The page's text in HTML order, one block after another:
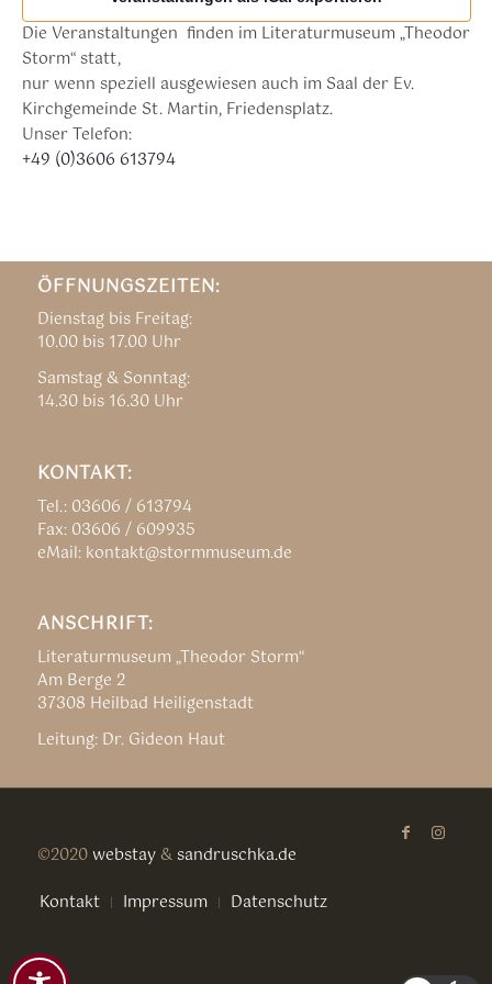
Die Veranstaltungen finden im Literaturmuseum „Theodor
Storm“ statt,
nur wenn speziell ausgewiesen auch im Saal der Ev.
Kirchgemeinde St. Martin, Friedensplatz.
Unser Telefon:
+49 (0)3606 613794
ÖFFNUNGSZEITEN:
Dienstag bis Freitag:
10.00 bis 17.00 Uhr
Samstag & Sonntag:
14.30 bis 16.30 Uhr
KONTAKT:
Tel.: 03606 / 613794
Fax: 03606 / 609935
eMail: kontakt@stormmuseum.de
ANSCHRIFT:
Literaturmuseum „Theodor Storm“
Am Berge 2
37308 Heilbad Heiligenstadt
Leitung: Dr. Gideon Haut
©2020 webstay&sandruschka.de
Kontakt
Impressum Datenschutz